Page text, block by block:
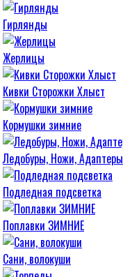
Гирлянды
Жерлицы
Кивки Сторожки Хлыст
Кормушки зимние
Ледобуры, Ножи, Адаптеры
Подледная подсветка
Поплавки ЗИМНИЕ
Сани, волокуши